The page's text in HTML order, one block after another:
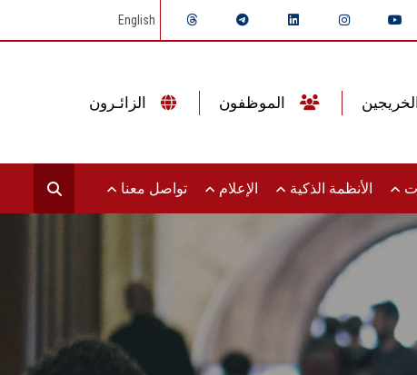
English
الأنظمة الذكية الإعلام تواصل معنا